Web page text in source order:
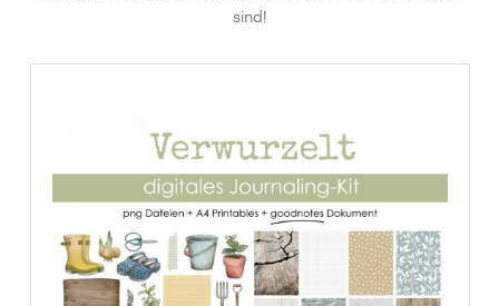
sind!